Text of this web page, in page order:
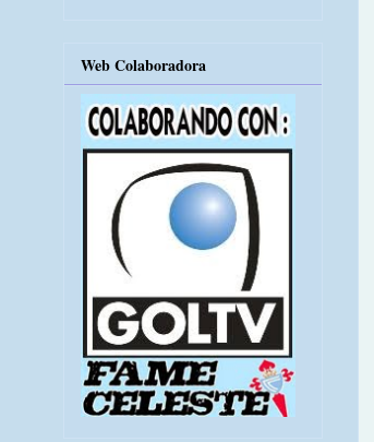
Web Colaboradora